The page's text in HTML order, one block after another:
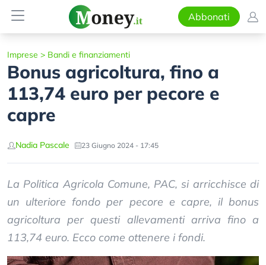
Abbonati
Imprese > Bandi e finanziamenti
Bonus agricoltura, fino a
113,74 euro per pecore e
capre
Nadia Pascale 23 Giugno 2024 - 17:45
La Politica Agricola Comune, PAC, si arricchisce di
un ulteriore fondo per pecore e capre, il bonus
agricoltura per questi allevamenti arriva fino a
113,74 euro. Ecco come ottenere i fondi.